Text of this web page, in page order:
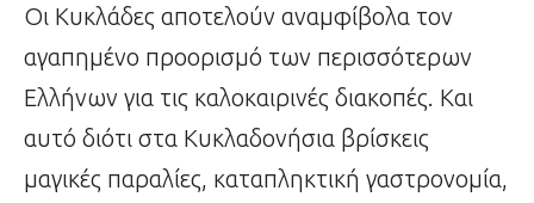
Οι Κυκλάδες αποτελούν αναμφίβολα τον
αγαπημένο προορισμό των περισσότερων
Ελλήνων για τις καλοκαιρινές διακοπές. Και
αυτό διότι στα Κυκλαδονήσια βρίσκεις
μαγικές παραλίες, καταπληκτική γαστρονομία,